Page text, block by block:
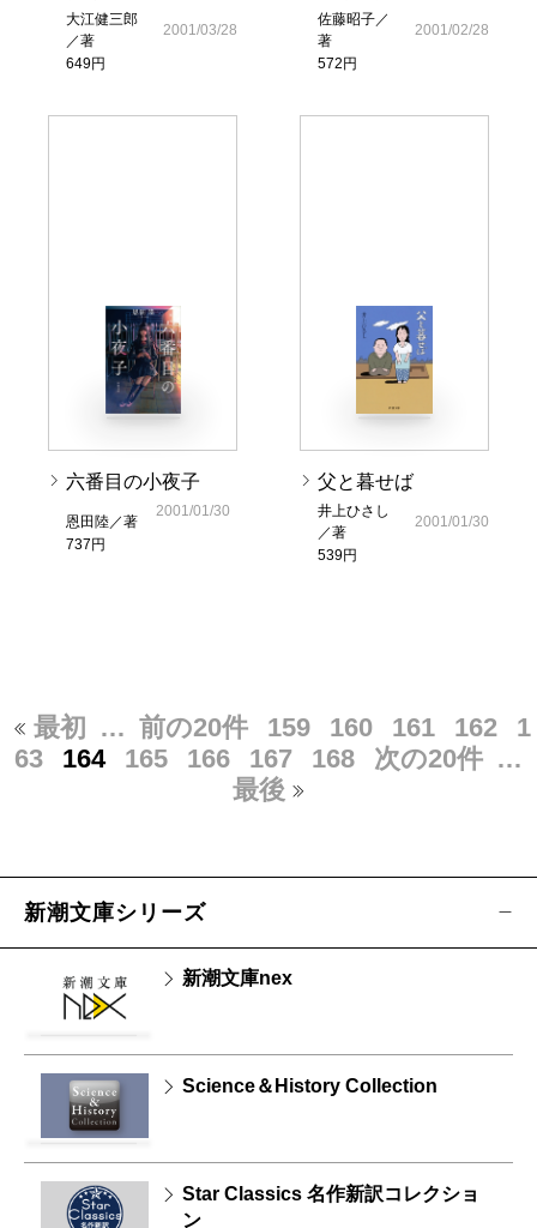
大江健三郎
／著
649円
2001/03/28
佐藤昭子／
著
572円
2001/02/28
六番目の小夜子
恩田陸／著
737円
2001/01/30
父と暮せば
井上ひさし
／著
539円
2001/01/30
最初 … 前の20件 159 160 161 162
1
63
164 165 166 167 168 次の20件 …
最後
新潮文庫シリーズ
新潮文庫nex
Science＆History Collection
Star Classics 名作新訳コレクショ
ン